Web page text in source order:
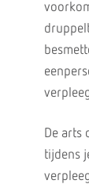
De arts
tijdens